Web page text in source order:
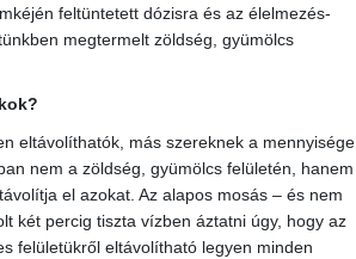
feltüntetett dózisra és az élelmezés-
megtermelt zöldség, gyümölcs
eltávolíthatók, más szereknek a mennyisége
nem a zöldség, gyümölcs felületén, hanem
el azokat. Az alapos mosás – és nem
két percig tiszta vízben áztatni úgy, hogy az
felületükről eltávolítható legyen minden